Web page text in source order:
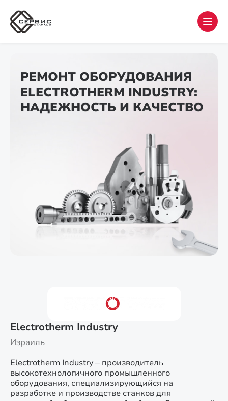
РЕМОНТ ОБОРУДОВАНИЯ
ELECTROTHERM INDUSTRY:
НАДЕЖНОСТЬ И КАЧЕСТВО
Electrotherm Industry
Израиль
Electrotherm Industry – производитель
высокотехнологичного промышленного
оборудования, специализирующийся на
разработке и производстве станков для